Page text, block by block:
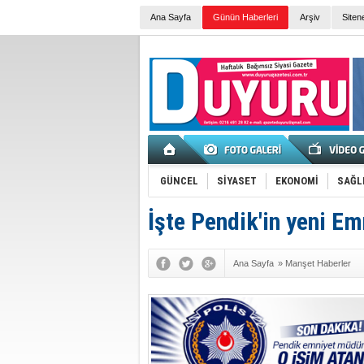
Ana Sayfa Günün Haberleri Arşiv
GÜNCEL SİYASET EKONOMİ
İşte Pendik'in yeni
Ana Sayfa » Manşet Haberler